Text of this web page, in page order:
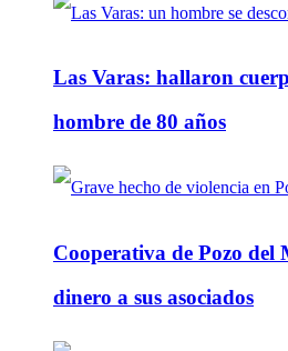
Las Varas: hallaron
hombre de 80 años
Cooperativa de Pozo del
dinero a sus asociados